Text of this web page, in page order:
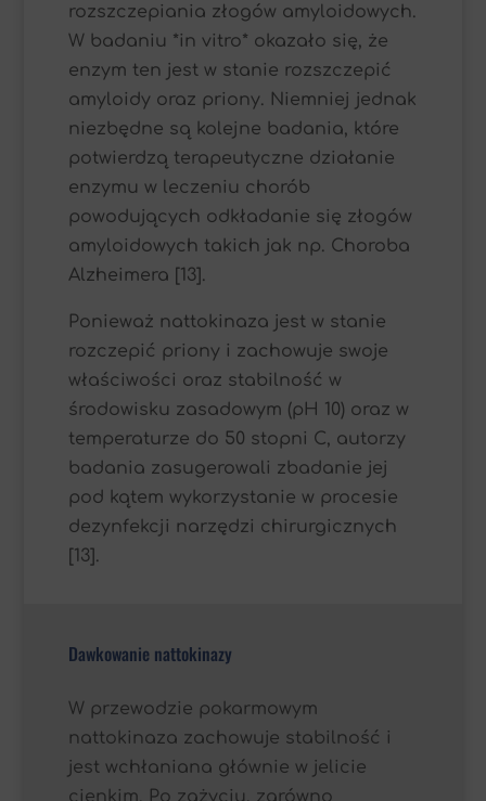
rozszczepiania złogów amyloidowych.
W badaniu *in vitro* okazało się, że
enzym ten jest w stanie rozszczepić
amyloidy oraz priony. Niemniej jednak
niezbędne są kolejne badania, które
potwierdzą terapeutyczne działanie
enzymu w leczeniu chorób
powodujących odkładanie się złogów
amyloidowych takich jak np. Choroba
Alzheimera [13].
Ponieważ nattokinaza jest w stanie
rozczepić priony i zachowuje swoje
właściwości oraz stabilność w
środowisku zasadowym (pH 10) oraz w
temperaturze do 50 stopni C, autorzy
badania zasugerowali zbadanie jej
pod kątem wykorzystanie w procesie
dezynfekcji narzędzi chirurgicznych
[13].
Dawkowanie nattokinazy
W przewodzie pokarmowym
nattokinaza zachowuje stabilność i
jest wchłaniana głównie w jelicie
cienkim. Po zażyciu, zarówno